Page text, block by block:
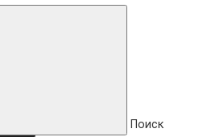
Поиск